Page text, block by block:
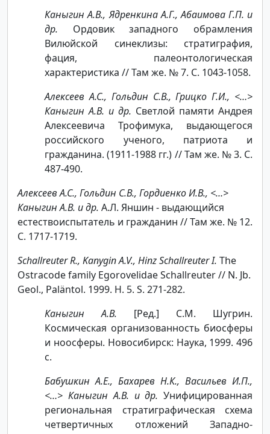
Каныгин А.В., Ядренкина А.Г., Абаимова Г.П. и
др. Ордовик западного обрамления
Вилюйской синеклизы: стратиграфия,
фация, палеонтологическая
характеристика // Там же. № 7. С. 1043-1058.
Алексеев А.С., Гольдин С.В., Грицко Г.И., <…>
Каныгин А.В. и др. Светлой памяти Андрея
Алексеевича Трофимука, выдающегося
российского ученого, патриота и
гражданина. (1911-1988 гг.) // Там же. № 3. С.
487-490.
Алексеев А.С., Гольдин С.В., Гордиенко И.В., <…>
Каныгин А.В. и др. А.Л. Яншин - выдающийся
естествоиспытатель и гражданин // Там же. № 12.
С. 1717-1719.
Schallreuter R., Kanygin A.V., Hinz Schallreuter I. The
Ostracode family Egorovelidae Schallreuter // N. Jb.
Geol., Paläntol. 1999. H. 5. S. 271-282.
Каныгин А.В. [Ред.] С.М. Шугрин.
Космическая организованность биосферы
и ноосферы. Новосибирск: Наука, 1999. 496
с.
Бабушкин А.Е., Бахарев Н.К., Васильев И.П.,
<…> Каныгин А.В. и др. Унифицированная
региональная стратиграфическая схема
четвертичных отложений Западно-